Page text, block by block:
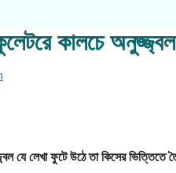
কালচে
যে লেখা ফুটে উঠে তা কিসের ভিত্তিতে